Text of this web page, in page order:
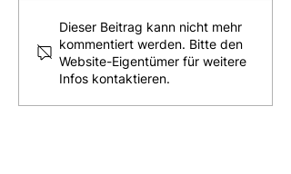
Dieser Beitrag kann nicht mehr
kommentiert werden. Bitte den
Website-Eigentümer für weitere
Infos kontaktieren.